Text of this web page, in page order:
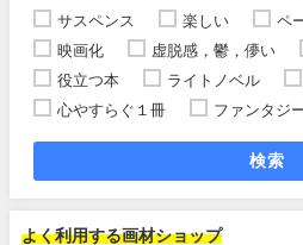
サスペンス
楽しい ペ
映画化
虚脱感，鬱，儚い
役立つ本
ライトノベル
心やすらぐ１冊
ファンタジ
検索
よく利用する画材ショップ